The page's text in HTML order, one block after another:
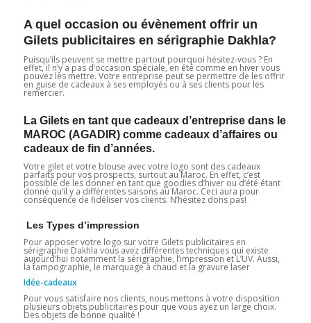
A quel occasion ou évènement offrir un
Gilets publicitaires en sérigraphie Dakhla?
Puisqu’ils peuvent se mettre partout pourquoi hésitez-vous ? En
effet, il n’y a pas d’occasion spéciale, en été comme en hiver vous
pouvez les mettre. Votre entreprise peut se permettre de les offrir
en guise de cadeaux à ses employés ou à ses clients pour les
remercier.
La Gilets en tant que cadeaux d’entreprise dans le
MAROC (AGADIR) comme cadeaux d’affaires ou
cadeaux de fin d’années.
Votre gilet et votre blouse avec votre logo sont des cadeaux
parfaits pour vos prospects, surtout au Maroc. En effet, c’est
possible de les donner en tant que goodies d’hiver ou d’été étant
donné qu’il y a différentes saisons au Maroc. Ceci aura pour
conséquence de fidéliser vos clients. N’hésitez dons pas!
Les Types d’impression
Pour apposer votre logo sur votre Gilets publicitaires en
sérigraphie Dakhla vous avez différentes techniques qui existe
aujourd’hui notamment la sérigraphie, l’impression et L’UV. Aussi,
la tampographie, le marquage à chaud et la gravure laser
Idée-cadeaux
Pour vous satisfaire nos clients, nous mettons à votre disposition
plusieurs objets publicitaires pour que vous ayez un large choix.
Des objets de bonne qualité !